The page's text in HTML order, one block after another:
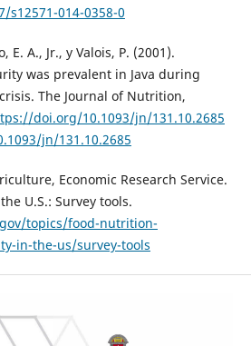
014-0358-0
E. A., Jr., y Valois, P. (2001).
was prevalent in Java during
The Journal of Nutrition,
doi.org/10.1093/jn/131.10.2685
jn/131.10.2685
Economic Research Service.
U.S.: Survey tools.
topics/food-nutrition-
in-the-us/survey-tools